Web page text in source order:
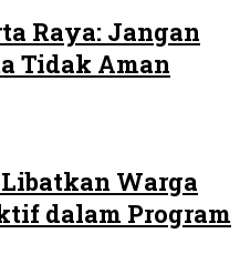
Raya: Jangan
Tidak Aman
Warga
dalam Program